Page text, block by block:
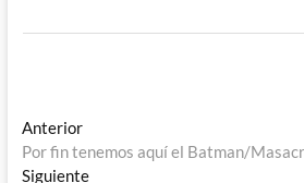
Navegación
de
AnteriorEntrada
anterior:
Por fin tenemos aquí el Batman/
SiguienteEntrada